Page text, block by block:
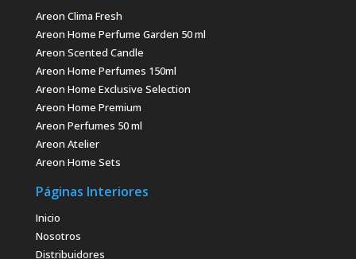
Areon Clima Fresh
Areon Home Perfume Garden 50 ml
Areon Scented Candle
Areon Home Perfumes 150ml
Areon Home Exclusive Selection
Areon Home Premium
Areon Perfumes 50 ml
Areon Atelier
Areon Home Sets
Páginas Interiores
Inicio
Nosotros
Distribuidores